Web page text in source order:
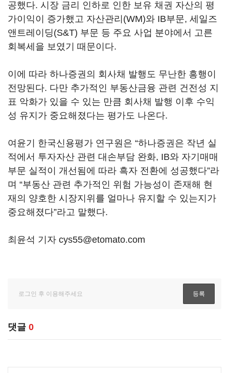
공했다. 시장 금리 인하로 인한 보유 채권 자산의 평
가이익이 증가했고 자산관리(WM)와 IB부문, 세일즈
앤트레이딩(S&T) 부문 등 주요 사업 분야에서 고른
회복세을 보였기 때문이다.
이에 따라 하나증권의 회사채 발행도 무난한 흥행이
전망된다. 다만 추가적인 부동산금융 관련 건전성 지
표 악화가 있을 수 있는 만큼 회사채 발행 이후 수익
성 유지가 중요해졌다는 평가도 나온다.
여윤기 한국신용평가 연구원은 “하나증권은 작년 실
적에서 투자자산 관련 대손부담 완화, IB와 자기매매
부문 실적이 개선됨에 따라 흑자 전환에 성공했다”라
며 “부동산 관련 추가적인 위험 가능성이 존재해 현
재의 양호한 시장지위를 얼마나 유지할 수 있는지가
중요해졌다”라고 말했다.
최윤석 기자 cys55@etomato.com
댓글 0